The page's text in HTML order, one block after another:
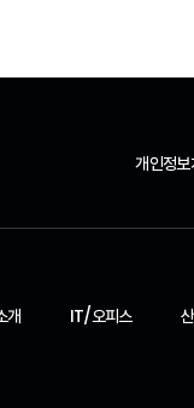
개인정
개 IT/오피스